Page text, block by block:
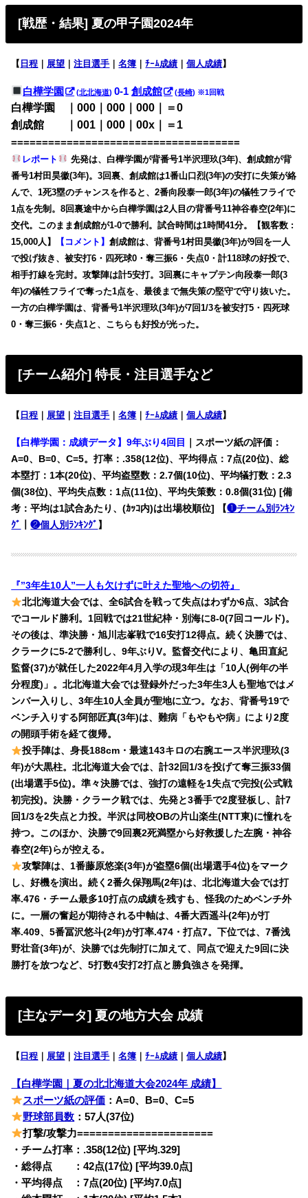
[戦歴・結果] 夏の甲子園2024年
【 日程 展望 ｜注目選手 ｜名簿 ｜ﾁｰﾑ成績 ｜個人成績】
白樺学園 (北北海道)0-1創成館 (長崎) ※1回戦
白樺学園 ｜000｜000｜000｜＝0
創成館 ｜001｜000｜00x｜＝1
=====================================
レポート
先発は、白樺学園が背番号1半沢理玖(3年)、創成館が背
番号1村田昊徽(3年)。3回裏、創成館は1番山口烈(3年)の安打に失策が絡
んで、1死3塁のチャンスを作ると、2番向段泰一郎(3年)の犠牲フライで
1点を先制。8回裏途中から白樺学園は2人目の背番号11神谷春空(2年)に
交代。このまま創成館が1-0で勝利。試合時間は1時間41分。【観客数 :
15,000人】
【コメント】創成館は、背番号1村田昊徽(3年)が9回を一人
で投げ抜き、被安打6・四死球0・奪三振6・失点0・計118球の好投で、
相手打線を完封。攻撃陣は計5安打。3回裏にキャプテン向段泰一郎(3
年)の犠牲フライで奪った1点を、最後まで無失策の堅守で守り抜いた。
一方の白樺学園は、背番号1半沢理玖(3年)が7回1/3を被安打5・四死球
0・奪三振6・失点1と、こちらも好投が光った。
[チーム紹介] 特長・注目選手など
【 日程 ｜ 展望 ｜注目選手 ｜名簿 ｜ﾁｰﾑ成績 ｜個人成績】
【白樺学園：成績データ】9年ぶり4回目
｜スポーツ紙の評価：
A=0、B=0、C=5。打率：.358(12位)、平均得点：7点(20位)、総
本塁打：1本(20位)、平均盗塁数：2.7個(10位)、平均犠打数：2.3
個(38位)、平均失点数：1点(11位)、平均失策数：0.8個(31位) [備
考：平均は1試合あたり、(ｶｯｺ内)は出場校順位] 【❶チーム別ﾗﾝｷﾝ
ｸﾞ
｜❷個人別ﾗﾝｷﾝｸﾞ 】
『”3年生10人”一人も欠けずに叶えた聖地への切符』
北北海道大会では、全6試合を戦って失点はわずか6点、3試合
でコールド勝利。1回戦では21世紀枠・別海に8-0(7回コールド)。
その後は、準決勝・旭川志峯戦で16安打12得点。続く決勝では、
クラークに5-2で勝利し、9年ぶりV。監督交代により、亀田直紀
監督(37)が就任した2022年4月入学の現3年生は「10人(例年の半
分程度)」。北北海道大会では登録外だった3年生3人も聖地ではメ
ンバー入りし、3年生10人全員が聖地に立つ。なお、背番号19で
ベンチ入りする阿部匠真(3年)は、難病「もやもや病」により2度
の開頭手術を経て復帰。
投手陣は、身長188cm・最速143キロの右腕エース半沢理玖(3
年)が大黒柱。北北海道大会では、計32回1/3を投げて奪三振33個
(出場選手5位)。準々決勝では、強打の遠軽を1失点で完投(公式戦
初完投)。決勝・クラーク戦では、先発と3番手で2度登板し、計7
回1/3を2失点と力投。半沢は同校OBの片山楽生(NTT東)に憧れを
持つ。このほか、決勝で9回裏2死満塁から好救援した左腕・神谷
春空(2年)らが控える。
攻撃陣は、1番藤原悠楽(3年)が盗塁6個(出場選手4位)をマーク
し、好機を演出。続く2番久保翔馬(2年)は、北北海道大会では打
率.476・チーム最多10打点の成績を残すも、怪我のためベンチ外
に。一層の奮起が期待される中軸は、4番大西遥斗(2年)が打
率.409、5番冨沢悠斗(2年)が打率.474・打点7。下位では、7番浅
野壮音(3年)が、決勝では先制打に加えて、同点で迎えた9回に決
勝打を放つなど、5打数4安打2打点と勝負強さを発揮。
[主なデータ] 夏の地方大会 成績
【 日程 展望 ｜注目選手 ｜名簿 ｜ﾁｰﾑ成績 ｜個人成績】
【白樺学園｜夏の北北海道大会2024年 成績】
スポーツ紙の評価 ：A=0、B=0、C=5
野球部員数 ：57人(37位)
打撃/攻撃力======================
・チーム打率：.358(12位) [平均.329]
・総得点 ：42点(17位) [平均39.0点]
・平均得点 ：7点(20位) [平均7.0点]